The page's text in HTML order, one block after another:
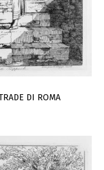
DI ROMA